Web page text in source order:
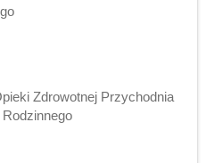
Zdrowotnej Przychodnia